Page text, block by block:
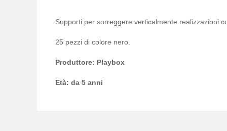
Supporti per sorreggere verticalmente realizzazioni
25 pezzi di colore nero.
Produttore: Playbox
Età: da 5 anni